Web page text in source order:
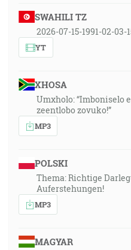
SWAHILI TZ
2026-07-15-1991-02-
YT
XHOSA
Umxholo: “Imboniselo
zeentlobo zovuko!”
MP3
POLSKI
Thema: Richtige
Auferstehungen!
MP3
MAGYAR